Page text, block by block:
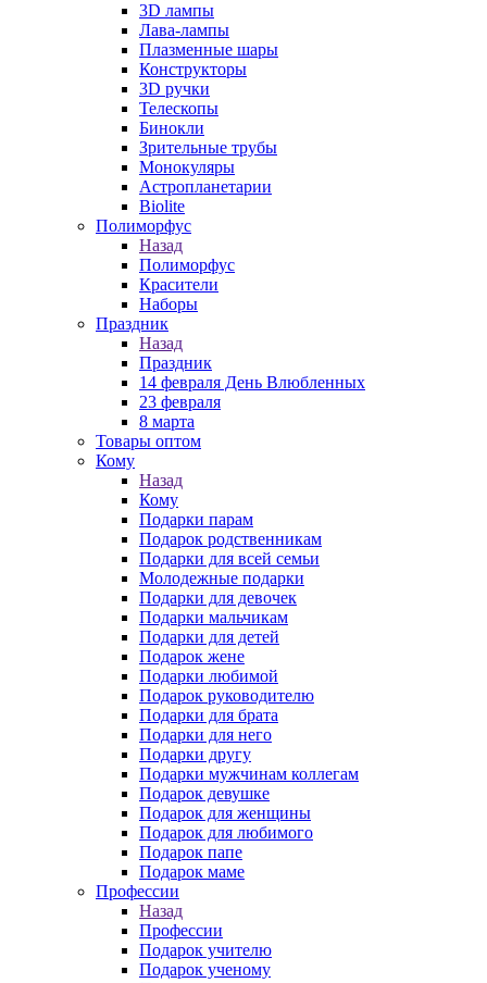
3D лампы
Лава-лампы
Плазменные шары
Конструкторы
3D ручки
Телескопы
Бинокли
Зрительные трубы
Монокуляры
Астропланетарии
Biolite
Полиморфус
Назад
Полиморфус
Красители
Наборы
Праздник
Назад
Праздник
14 февраля День Влюбленных
23 февраля
8 марта
Товары оптом
Кому
Назад
Кому
Подарки парам
Подарок родственникам
Подарки для всей семьи
Молодежные подарки
Подарки для девочек
Подарки мальчикам
Подарки для детей
Подарок жене
Подарки любимой
Подарок руководителю
Подарки для брата
Подарки для него
Подарки другу
Подарки мужчинам коллегам
Подарок девушке
Подарок для женщины
Подарок для любимого
Подарок папе
Подарок маме
Профессии
Назад
Профессии
Подарок учителю
Подарок ученому